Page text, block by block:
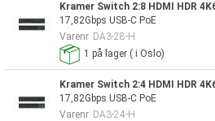
Kramer Switch 2:8 HDMI HDR
17,82Gbps USB-C PoE
Varenr DA3-28-H
1 på lager ( i Oslo)
Kramer Switch 2:4 HDMI HDR
17,82Gbps USB-C PoE
Varenr DA3-24-H